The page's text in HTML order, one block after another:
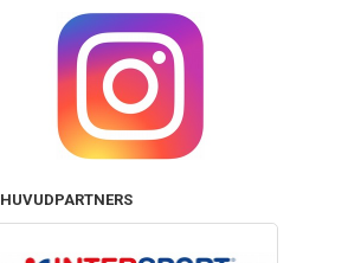
HUVUDPARTNERS